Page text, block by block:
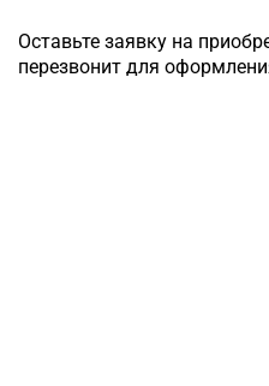
Оставьте заявку на
перезвонит для